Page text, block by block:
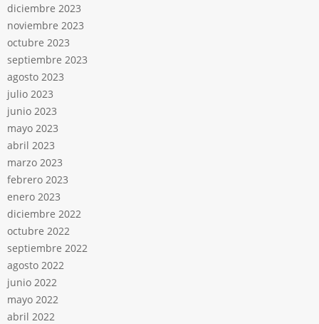
diciembre 2023
noviembre 2023
octubre 2023
septiembre 2023
agosto 2023
julio 2023
junio 2023
mayo 2023
abril 2023
marzo 2023
febrero 2023
enero 2023
diciembre 2022
octubre 2022
septiembre 2022
agosto 2022
junio 2022
mayo 2022
abril 2022